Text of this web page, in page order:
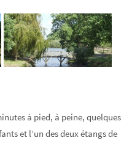
à pied, à peine, quelques
et l’un des deux étangs de